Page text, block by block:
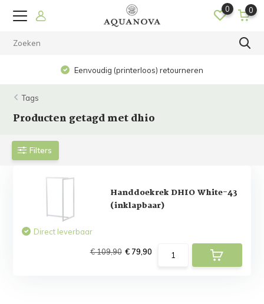
0 0
Eenvoudig (printerloos) retourneren
Tags
Producten getagd met dhio
Filters
Handdoekrek DHIO White-43
(inklapbaar)
Direct leverbaar
€ 109,90 € 79,90